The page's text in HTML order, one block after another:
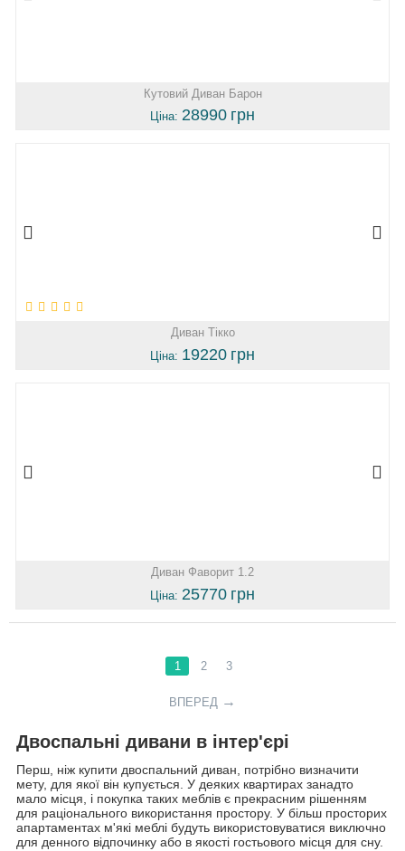
Кутовий Диван Барон
Ціна: 28990 грн
Диван Тікко
Ціна: 19220 грн
Диван Фаворит 1.2
Ціна: 25770 грн
1 2 3
ВПЕРЕД
Двоспальні дивани в інтер'єрі
Перш, ніж купити двоспальний диван, потрібно визначити
мету, для якої він купується. У деяких квартирах занадто
мало місця, і покупка таких меблів є прекрасним рішенням
для раціонального використання простору. У більш просторих
апартаментах м'які меблі будуть використовуватися виключно
для денного відпочинку або в якості гостьового місця для сну.